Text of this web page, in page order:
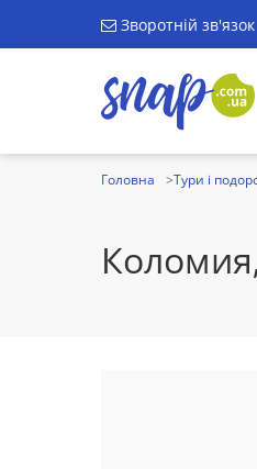
Зворотній зв'язок
Головна Тури і